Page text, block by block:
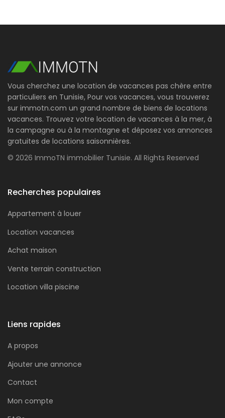
Vous cherchez une location de vacances pas chère entre
particuliers en Tunisie, Pour vos vacances, vous trouverez
sur immotn.com un grand nombre de biens de locations
vacances. Trouvez votre location de vacances à la mer, à
la campagne ou à la montagne et déposez vos annonces
gratuites de locations saisonnières.
© 2026 ImmoTN immobilier Tunisie. All Rights Reserved
Recherches populaires
Appartement à louer
Location vacances
Achat maison
Vente terrain construction
Location villa piscine
Liens rapides
A propos
Ajouter une annonce
Contact
Mon compte